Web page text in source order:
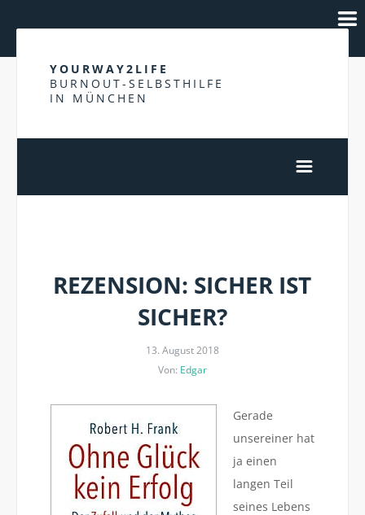
YOURWAY2LIFE
BURNOUT-SELBSTHILFE
IN MÜNCHEN
REZENSION: SICHER IST
SICHER?
13. August 2018
Von: Edgar
Gerade
unsereiner hat
ja einen
langen Teil
seines Lebens